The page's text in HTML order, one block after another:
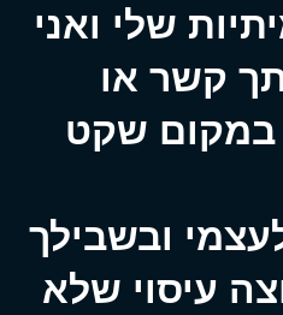
שלי ואני
קשר או
במקום שקט
ובשבילך
עיסוי שלא